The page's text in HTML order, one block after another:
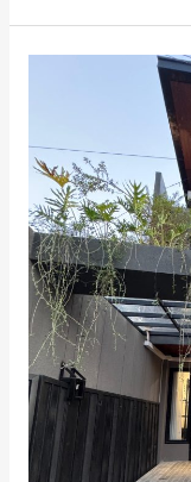
Lokasi
Belakang
Hyatt
Palagan